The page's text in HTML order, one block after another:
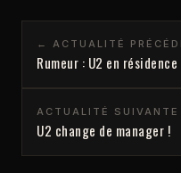
← ACTUALITÉ
Rumeur : U2 en
ACTUALITÉ
U2 change de manager !